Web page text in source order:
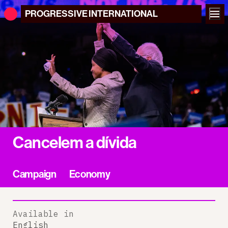
PROGRESSIVEINTERNATIONAL
Cancelem a dívida
Campaign Economy
Available in
English